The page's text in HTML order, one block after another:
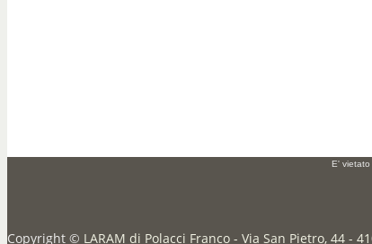
E' vietato
Copyright © LARAM di Polacci Franco - Via San Pietro, 44 -